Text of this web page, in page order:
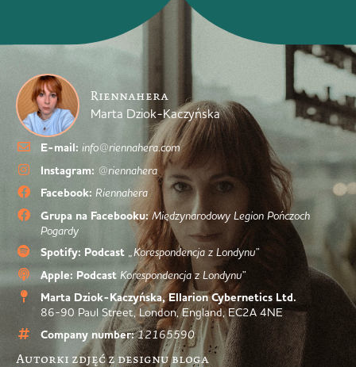
Riennahera
Marta Dziok-Kaczyńska
E-mail: info@riennahera.com
Instagram: @riennahera
Facebook: Riennahera
Grupa na Facebooku: Międzynarodowy Legion Pończoch
Pogardy
Spotify: Podcast „Korespondencja z Londynu”
Apple: Podcast Korespondencja z Londynu”
Marta Dziok-Kaczyńska, Ellarion Cybernetics Ltd.
86-90 Paul Street, London, England, EC2A 4NE
Company number: 12165590
Autorki zdjęć z designu bloga